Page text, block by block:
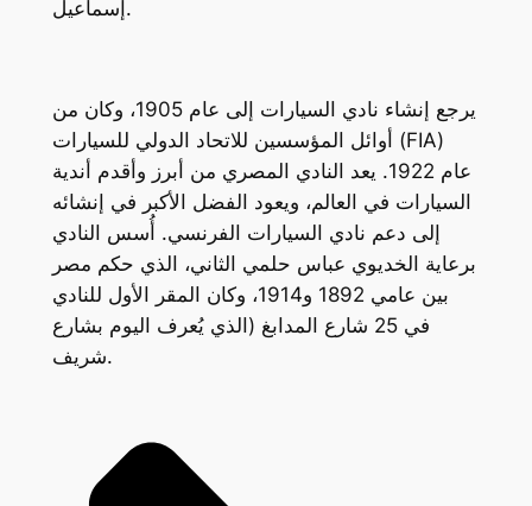
إسماعيل.
يرجع إنشاء نادي السيارات إلى عام 1905، وكان من
أوائل المؤسسين للاتحاد الدولي للسيارات (FIA)
عام 1922. يعد النادي المصري من أبرز وأقدم أندية
السيارات في العالم، ويعود الفضل الأكبر في إنشائه
إلى دعم نادي السيارات الفرنسي. أُسس النادي
برعاية الخديوي عباس حلمي الثاني، الذي حكم مصر
بين عامي 1892 و1914، وكان المقر الأول للنادي
في 25 شارع المدابغ (الذي يُعرف اليوم بشارع
شريف.